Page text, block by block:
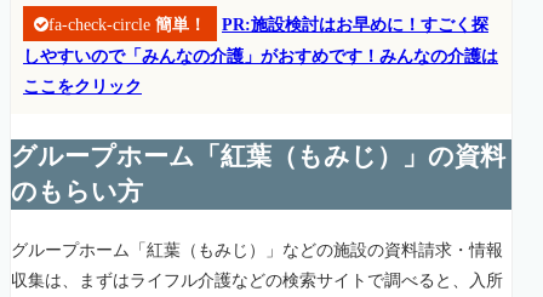
fa-check-circle 簡単！
PR:施設検討はお早めに！すごく探
しやすいので「みんなの介護」がおすめです！みんなの介護は
ここをクリック
グループホーム「紅葉（もみじ）」の資料
のもらい方
グループホーム「紅葉（もみじ）」などの施設の資料請求・情報
収集は、まずはライフル介護などの検索サイトで調べると、入所